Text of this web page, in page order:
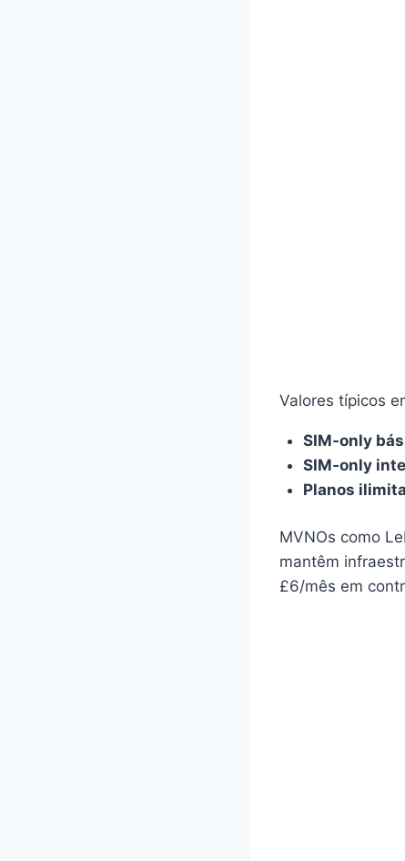
Valores típicos
SIM‑only
SIM‑only
Planos
MVNOs como
mantêm
£6/mês em